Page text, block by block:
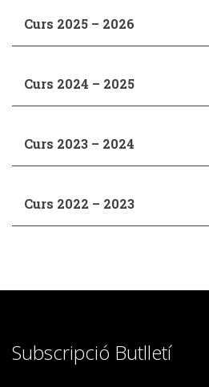
Curs 2025 – 2026
Curs 2024 – 2025
Curs 2023 – 2024
Curs 2022 – 2023
Subscripció Butlletí